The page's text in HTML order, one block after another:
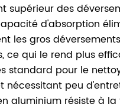
supérieur des
d'absorption
les gros
ce qui le rend plus
standard pour le
nécessitant peu